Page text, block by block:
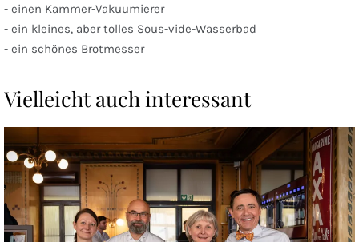
- einen Kammer-Vakuumierer
- ein kleines, aber tolles Sous-vide-Wasserbad
- ein schönes Brotmesser
Vielleicht auch interessant